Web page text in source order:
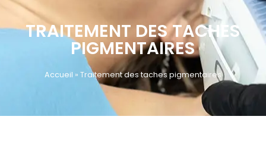
TRAITEMENT DES TACHES
PIGMENTAIRES
Accueil » Traitement des taches pigmentaires